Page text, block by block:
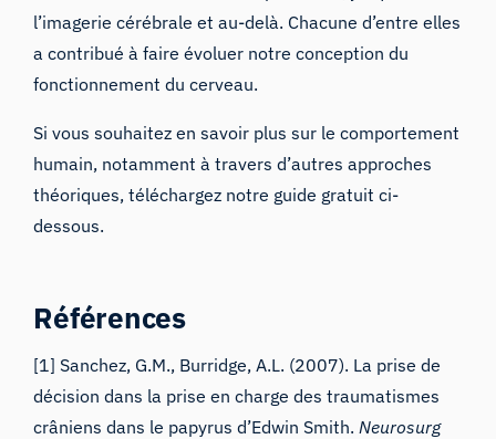
l’imagerie cérébrale et au-delà. Chacune d’entre elles
a contribué à faire évoluer notre conception du
fonctionnement du cerveau.
Si vous souhaitez en savoir plus sur le comportement
humain, notamment à travers d’autres approches
théoriques, téléchargez notre guide gratuit ci-
dessous.
Références
[1] Sanchez, G.M., Burridge, A.L. (2007). La prise de
décision dans la prise en charge des traumatismes
crâniens dans le papyrus d’Edwin Smith. Neurosurg